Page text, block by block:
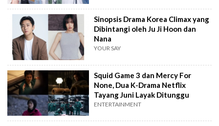
Sinopsis Drama Korea Climax yang
Dibintangi oleh Ju Ji Hoon dan
Nana
YOUR SAY
Squid Game 3 dan Mercy For
None, Dua K-Drama Netflix
Tayang Juni Layak Ditunggu
ENTERTAINMENT